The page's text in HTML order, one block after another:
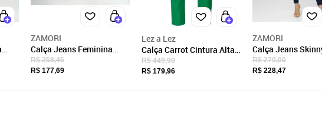
ZAMORI
Calça Jeans Feminina
Skinny Cintura Alta Com
Bordado Floral
R$ 258,46
R$ 177,69
Lez a Lez
Calça Carrot Cintura Alta
Alfaiataria Risca de Giz
R$ 449,90
R$ 179,96
ZAMORI
Calça Jeans
Feminina Azul
Elastano Confort
R$ 270,00
R$ 228,47